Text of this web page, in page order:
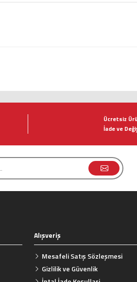
Ücretsiz
İade ve
Alışveriş
Mesafeli Satış Sözleşmesi
Gizlilik ve Güvenlik